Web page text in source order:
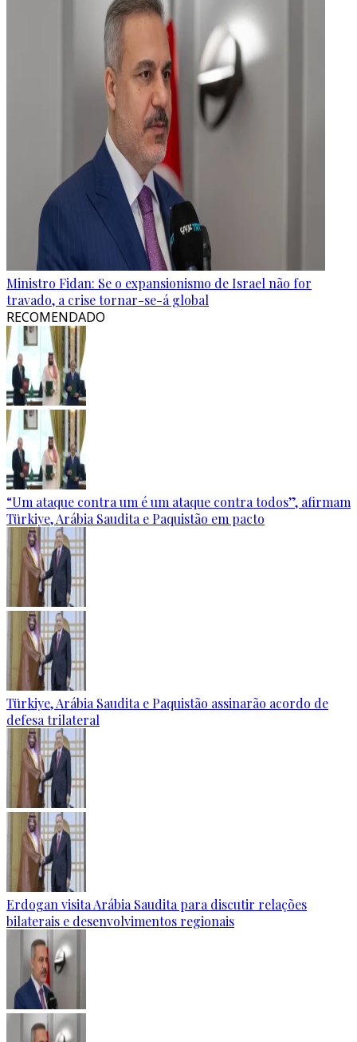
Ministro Fidan: Se o expansionismo de Israel não for
travado, a crise tornar-se-á global
RECOMENDADO
“Um ataque contra um é um ataque contra todos”, afirmam
Türkiye, Arábia Saudita e Paquistão em pacto
Türkiye, Arábia Saudita e Paquistão assinarão acordo de
defesa trilateral
Erdogan visita Arábia Saudita para discutir relações
bilaterais e desenvolvimentos regionais